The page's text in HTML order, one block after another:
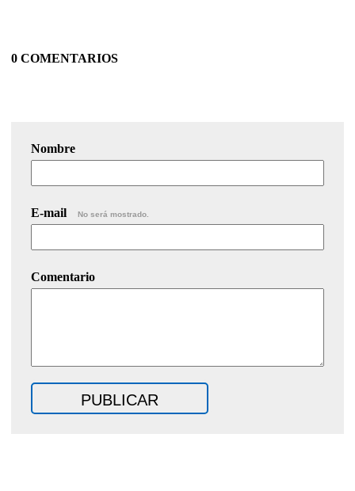
0 COMENTARIOS
Nombre
E-mail No será mostrado.
Comentario